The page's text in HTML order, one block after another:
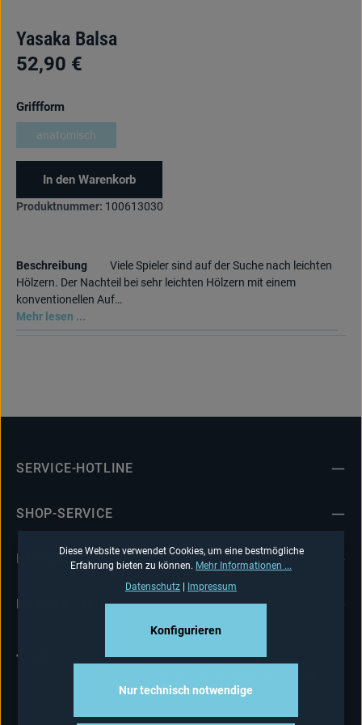
Yasaka Balsa
52,90 €
Griffform
anatomisch
In den Warenkorb
Produktnummer: 100613030
Beschreibung
Viele Spieler sind auf der Suche nach leichten
Hölzern. Der Nachteil bei sehr leichten Hölzern mit einem
konventionellen Auf…
Mehr lesen ...
SERVICE-HOTLINE
SHOP-SERVICE
INFORMATIONEN
NEWSLETTER
Alle Preise inkl. gesetzl. Mehrwertsteuer zzgl.
nicht anders angegeben.
Diese Website verwendet Cookies, um eine bestmögliche
Erfahrung bieten zu können. Mehr Informationen ...
Datenschutz | Impressum
Nur technisch notwendige
Konfigurieren